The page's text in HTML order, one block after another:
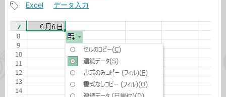
事
カ
テ
ゴ
リ
事
タ
グ
Excel データ入力